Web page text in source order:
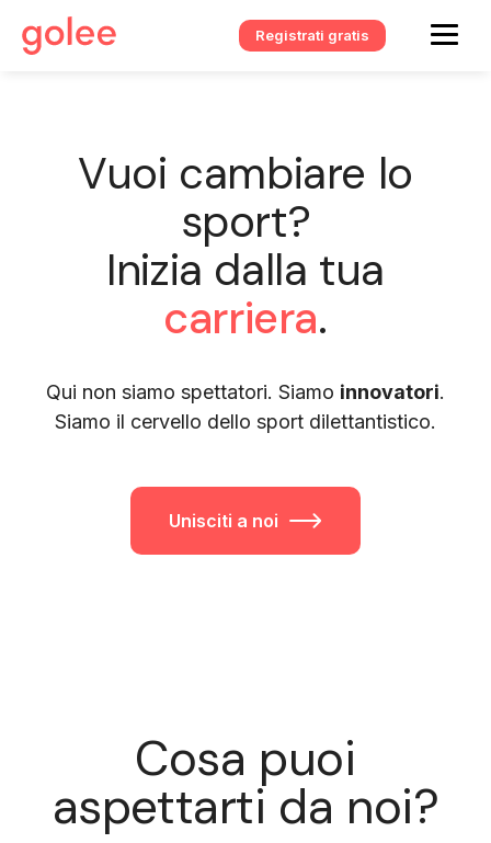
Registrati gratis
Vuoi cambiare lo
sport?
Inizia dalla tua
carriera.
Qui non siamo spettatori. Siamo innovatori.
Siamo il cervello dello sport dilettantistico.
Unisciti a noi
Cosa puoi
aspettarti da noi?